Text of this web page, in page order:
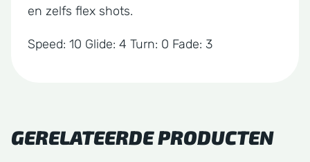
en zelfs flex shots.
Speed: 10 Glide: 4 Turn: 0 Fade: 3
GERELATEERDE PRODUCTEN